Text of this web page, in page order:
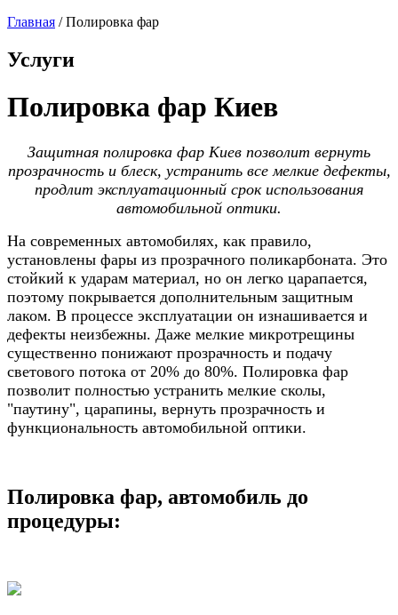
Главная /Полировка фар
Услуги
Полировка фар Киев
Защитная полировка фар Киев позволит вернуть
прозрачность и блеск, устранить все мелкие дефекты,
продлит эксплуатационный срок использования
автомобильной оптики.
На современных автомобилях, как правило,
установлены фары из прозрачного поликарбоната. Это
стойкий к ударам материал, но он легко царапается,
поэтому покрывается дополнительным защитным
лаком. В процессе эксплуатации он изнашивается и
дефекты неизбежны. Даже мелкие микротрещины
существенно понижают прозрачность и подачу
светового потока от 20% до 80%. Полировка фар
позволит полностью устранить мелкие сколы,
"паутину", царапины, вернуть прозрачность и
функциональность автомобильной оптики.
Полировка фар, автомобиль до
процедуры: